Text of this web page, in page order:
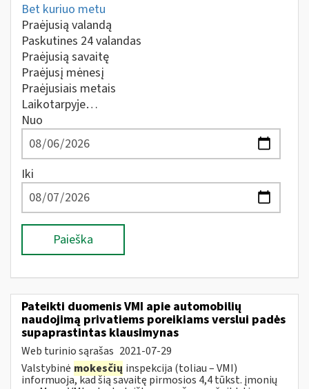
Bet kuriuo metu
Praėjusią valandą
Paskutines 24 valandas
Praėjusią savaitę
Praėjusį mėnesį
Praėjusiais metais
Laikotarpyje…
Nuo
Iki
Paieška
Pateikti duomenis VMI apie automobilių
naudojimą privatiems poreikiams verslui padės
supaprastintas klausimynas
Web turinio sąrašas 2021-07-29
Valstybinė mokesčių inspekcija (toliau – VMI)
informuoja, kad šią savaitę pirmosios 4,4 tūkst. įmonių